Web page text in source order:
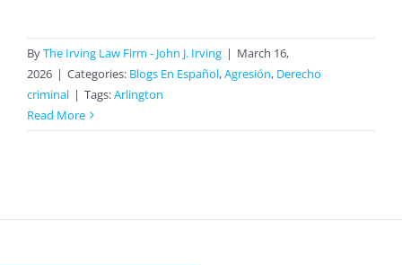
ByThe Irving Law Firm - John J. Irving | March 16,
2026 | Categories: Blogs En Español,Agresión, Derecho
criminal | Tags:Arlington
Read More